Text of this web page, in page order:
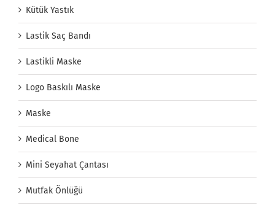
Kütük Yastık
Lastik Saç Bandı
Lastikli Maske
Logo Baskılı Maske
Maske
Medical Bone
Mini Seyahat Çantası
Mutfak Önlüğü